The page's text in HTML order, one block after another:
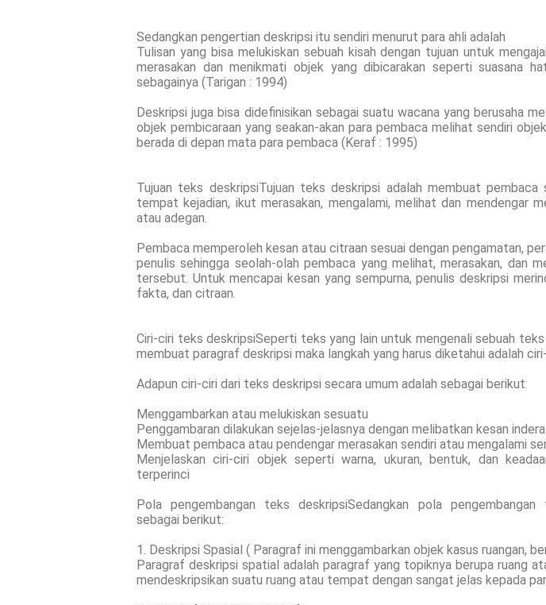
Sedangkan pengertian deskripsi itu sendiri menurut para ahli adalah
Tulisan yang bisa melukiskan sebuah kisah dengan tujuan untuk
merasakan dan menikmati objek yang dibicarakan seperti suasana
sebagainya (Tarigan : 1994)
Deskripsi juga bisa didefinisikan sebagai suatu wacana yang berusaha
objek pembicaraan yang seakan-akan para pembaca melihat sendiri
berada di depan mata para pembaca (Keraf : 1995)
Tujuan teks deskripsiTujuan teks deskripsi adalah membuat pembaca
tempat kejadian, ikut merasakan, mengalami, melihat dan mendengar
atau adegan.
Pembaca memperoleh kesan atau citraan sesuai dengan pengamatan,
penulis sehingga seolah-olah pembaca yang melihat, merasakan, dan
tersebut. Untuk mencapai kesan yang sempurna, penulis deskripsi
fakta, dan citraan.
Ciri-ciri teks deskripsiSeperti teks yang lain untuk mengenali sebuah
membuat paragraf deskripsi maka langkah yang harus diketahui adalah
Adapun ciri-ciri dari teks deskripsi secara umum adalah sebagai berikut:
Menggambarkan atau melukiskan sesuatu
Penggambaran dilakukan sejelas-jelasnya dengan melibatkan kesan indera
Membuat pembaca atau pendengar merasakan sendiri atau mengalami
Menjelaskan ciri-ciri objek seperti warna, ukuran, bentuk, dan
terperinci
Pola pengembangan teks deskripsiSedangkan pola
sebagai berikut:
1. Deskripsi Spasial ( Paragraf ini menggambarkan objek kasus ruangan,
Paragraf deskripsi spatial adalah paragraf yang topiknya berupa ruang
mendeskripsikan suatu ruang atau tempat dengan sangat jelas kepada